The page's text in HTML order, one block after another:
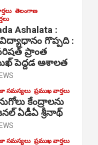
తెలంగాణ
Ashalata :
గొప్పది :
ప్రాంత
పెద్దడ ఆశాలత
సమస్యలు ప్రముఖ వార్తలు
కేంద్రాల‌ను
ఏడీఏ శ్రీనాథ్
సమస్యలు ప్రముఖ వార్తలు